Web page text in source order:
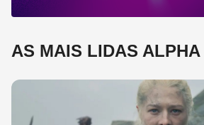
AS MAIS LIDAS ALPHA